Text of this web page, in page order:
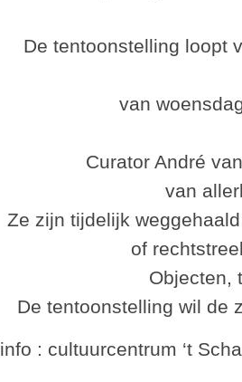
De tentoonstelling loopt
van
Curator André
van
Ze zijn tijdelijk
of
Objecten,
De tentoonstelling wil de
info : cultuurcentrum ‘t